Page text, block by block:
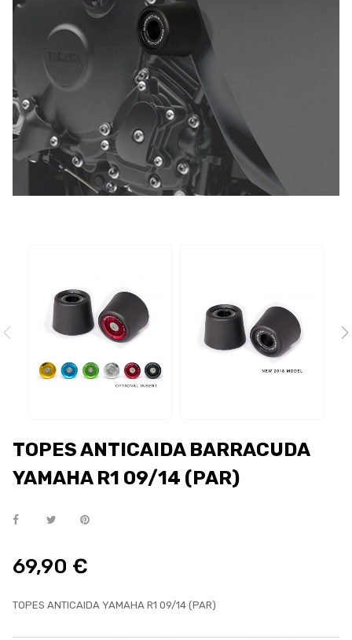
TOPES ANTICAIDA BARRACUDA
YAMAHA R1 09/14 (PAR)
69,90 €
TOPES ANTICAIDA YAMAHA R1 09/14 (PAR)